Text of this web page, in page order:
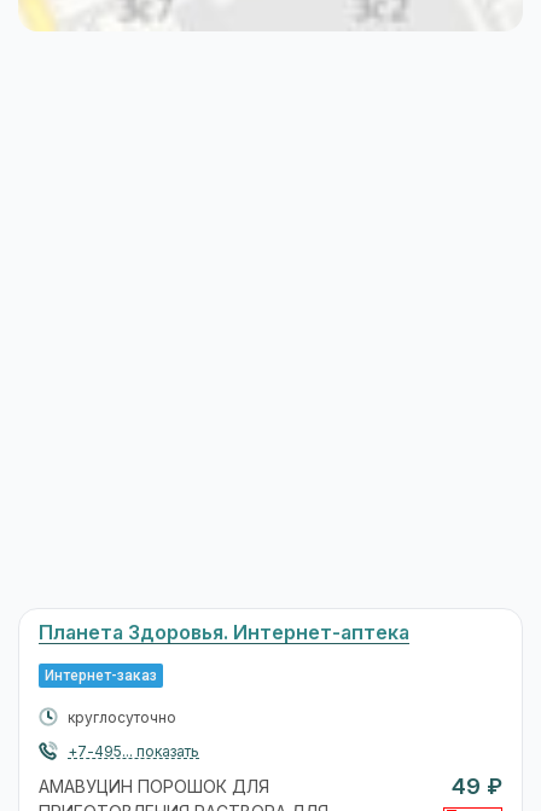
Планета Здоровья. Интернет-аптека
Интернет-заказ
круглосуточно
+7-495... показать
АМАВУЦИН ПОРОШОК ДЛЯ
49 ₽